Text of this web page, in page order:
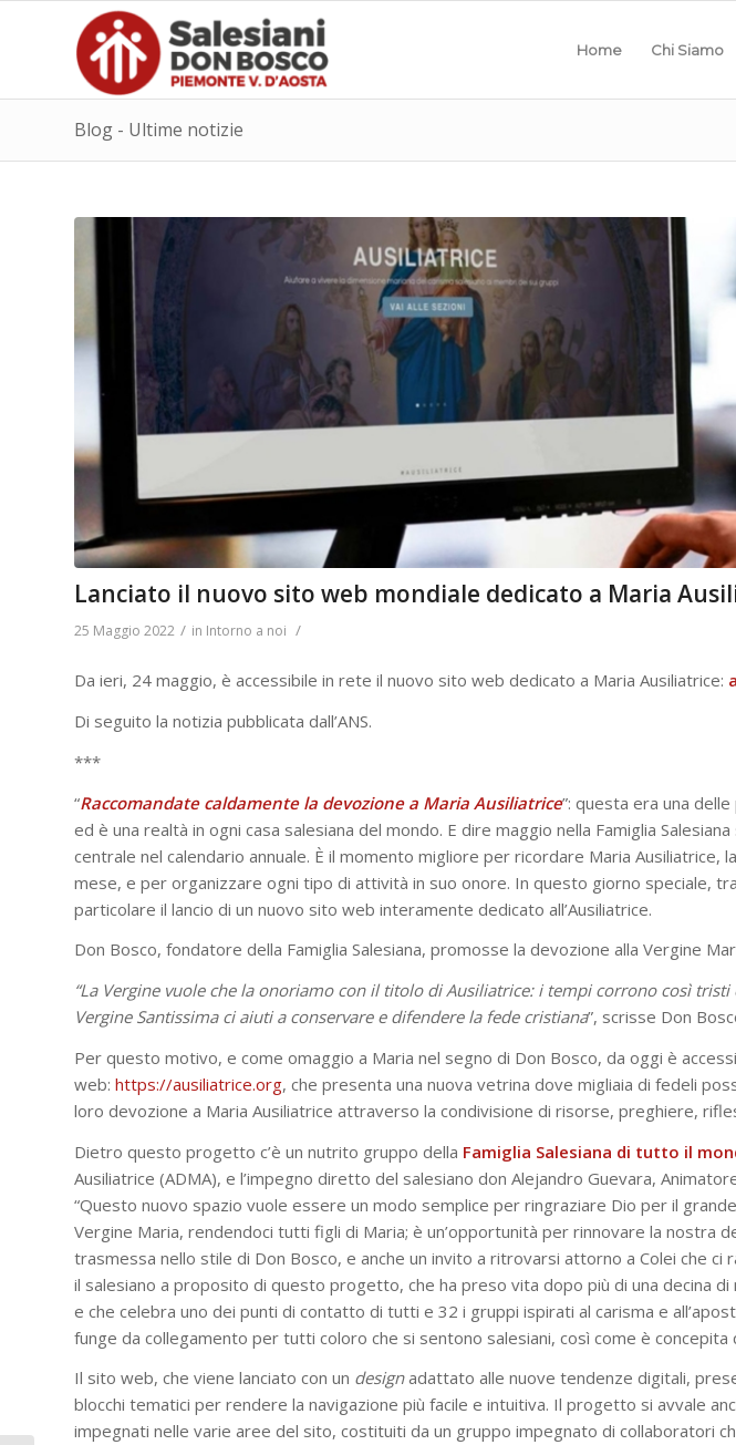
Home Chi Siamo
Blog - Ultime notizie
Lanciato il nuovo sito web mondiale dedicato a Maria
25 Maggio 2022 / in Intorno a noi /
Da ieri, 24 maggio, è accessibile in rete il nuovo sito web dedicato a Maria Ausiliatrice:
Di seguito la notizia pubblicata dall’ANS.
***
“Raccomandate caldamente la devozione a Maria Ausiliatrice”: questa era una
ed è una realtà in ogni casa salesiana del mondo. E dire maggio nella Famiglia
centrale nel calendario annuale. È il momento migliore per ricordare Maria Ausiliatrice,
mese, e per organizzare ogni tipo di attività in suo onore. In questo giorno speciale,
particolare il lancio di un nuovo sito web interamente dedicato all’Ausiliatrice.
Don Bosco, fondatore della Famiglia Salesiana, promosse la devozione alla Vergine
“La Vergine vuole che la onoriamo con il titolo di Ausiliatrice: i tempi corrono così
Vergine Santissima ci aiuti a conservare e difendere la fede cristiana”, scrisse Don
Per questo motivo, e come omaggio a Maria nel segno di Don Bosco, da oggi è
web: https://ausiliatrice.org, che presenta una nuova vetrina dove migliaia di fedeli
loro devozione a Maria Ausiliatrice attraverso la condivisione di risorse, preghiere,
Dietro questo progetto c’è un nutrito gruppo della Famiglia Salesiana di tutto il
Ausiliatrice (ADMA), e l’impegno diretto del salesiano don Alejandro Guevara,
“Questo nuovo spazio vuole essere un modo semplice per ringraziare Dio per il
Vergine Maria, rendendoci tutti figli di Maria; è un’opportunità per rinnovare la nostra
trasmessa nello stile di Don Bosco, e anche un invito a ritrovarsi attorno a Colei che ci
il salesiano a proposito di questo progetto, che ha preso vita dopo più di una decina
e che celebra uno dei punti di contatto di tutti e 32 i gruppi ispirati al carisma e
funge da collegamento per tutti coloro che si sentono salesiani, così come è concepita
Il sito web, che viene lanciato con un designadattato alle nuove tendenze digitali,
blocchi tematici per rendere la navigazione più facile e intuitiva. Il progetto si avvale
impegnati nelle varie aree del sito, costituiti da un gruppo impegnato di collaboratori